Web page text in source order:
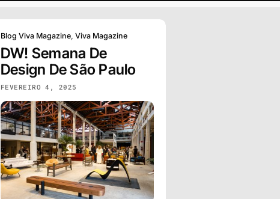
Blog Viva Magazine Viva Magazine
DW! Semana De
Design De São Paulo
FEVEREIRO 4, 2025